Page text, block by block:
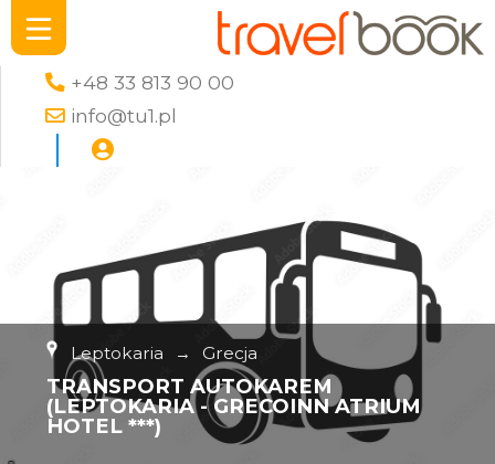
+48 33 813 90 00
info@tu1.pl
Leptokaria → Grecja
TRANSPORT AUTOKAREM
(LEPTOKARIA - GRECOINN ATRIUM
HOTEL ***)